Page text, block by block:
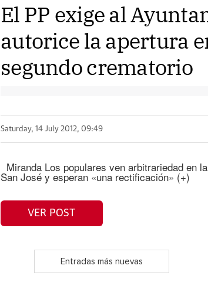
El PP exige al
autorice la apertura
segundo crematorio
Saturday, 14 July 2012, 09:49
Miranda Los populares ven arbitrariedad en
San José y esperan «una rectificación» (+)
VER POST
Entradas más nuevas